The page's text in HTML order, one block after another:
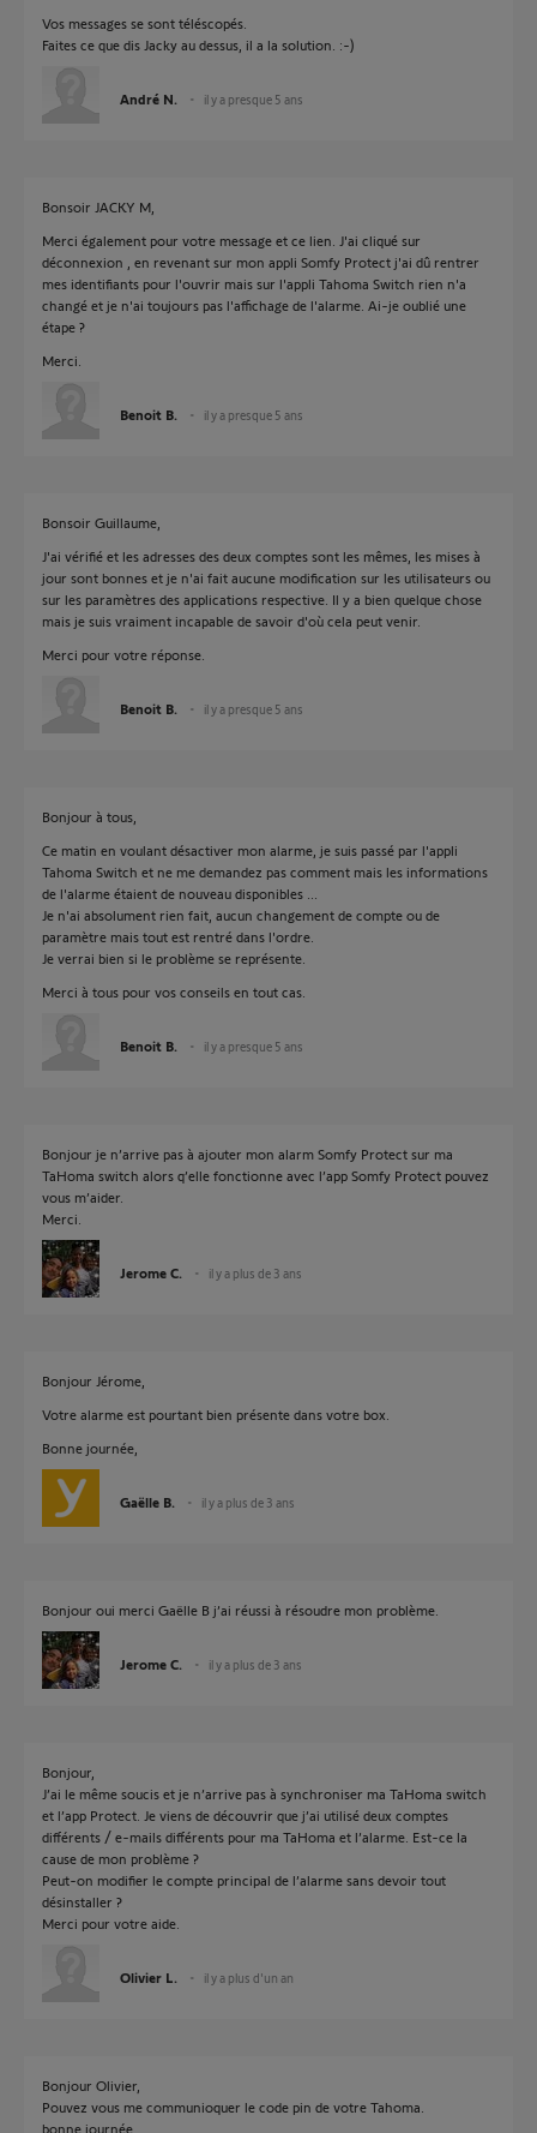
Vos messages se sont téléscopés.
Faites ce que dis Jacky au dessus, il a la solution. :-)
André N. il y a presque 5 ans
Bonsoir JACKY M,
Merci également pour votre message et ce lien. J'ai cliqué sur
déconnexion , en revenant sur mon appli Somfy Protect j'ai dû rentrer
mes identifiants pour l'ouvrir mais sur l'appli Tahoma Switch rien n'a
changé et je n'ai toujours pas l'affichage de l'alarme. Ai-je oublié une
étape ?
Merci.
Benoit B. il y a presque 5 ans
Bonsoir Guillaume,
J'ai vérifié et les adresses des deux comptes sont les mêmes, les mises à
jour sont bonnes et je n'ai fait aucune modification sur les utilisateurs ou
sur les paramètres des applications respective. Il y a bien quelque chose
mais je suis vraiment incapable de savoir d'où cela peut venir.
Merci pour votre réponse.
Benoit B. il y a presque 5 ans
Bonjour à tous,
Ce matin en voulant désactiver mon alarme, je suis passé par l'appli
Tahoma Switch et ne me demandez pas comment mais les informations
de l'alarme étaient de nouveau disponibles ...
Je n'ai absolument rien fait, aucun changement de compte ou de
paramètre mais tout est rentré dans l'ordre.
Je verrai bien si le problème se représente.
Merci à tous pour vos conseils en tout cas.
Benoit B. il y a presque 5 ans
Bonjour je n’arrive pas à ajouter mon alarm Somfy Protect sur ma
TaHoma switch alors q’elle fonctionne avec l’app Somfy Protect pouvez
vous m’aider.
Merci.
Jerome C. il y a plus de 3 ans
Bonjour Jérome,
Votre alarme est pourtant bien présente dans votre box.
Bonne journée,
Gaëlle B. il y a plus de 3 ans
Bonjour oui merci Gaëlle B j’ai réussi à résoudre mon problème.
Jerome C. il y a plus de 3 ans
Bonjour,
J’ai le même soucis et je n’arrive pas à synchroniser ma TaHoma switch
et l’app Protect. Je viens de découvrir que j’ai utilisé deux comptes
différents / e-mails différents pour ma TaHoma et l’alarme. Est-ce la
cause de mon problème ?
Peut-on modifier le compte principal de l’alarme sans devoir tout
désinstaller ?
Merci pour votre aide.
Olivier L. il y a plus d'un an
Bonjour Olivier,
Pouvez vous me communioquer le code pin de votre Tahoma.
bonne journée